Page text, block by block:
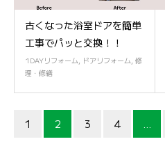
古くなった浴室ドアを簡単
工事でパッと交換！！
1DAYリフォーム, ドアリフォーム, 修
理・修繕
1 2 3 4 …